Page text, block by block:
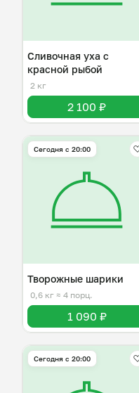
Сливочная уха с
красной рыбой
2 кг
2 100 ₽
Сегодня с 20:00
Творожные шарики
0,6 кг ≈ 4 порц.
1 090 ₽
Сегодня с 20:00